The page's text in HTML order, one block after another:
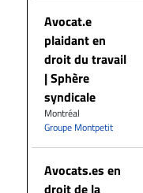
Avocat.e
plaidant en
droit du travail
| Sphère
syndicale
Montréal
Groupe Montpetit
Avocats.es en
droit de la